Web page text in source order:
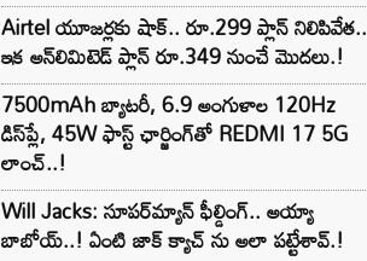
Airtel యూజర్లకు షాక్.. రూ.299 ప్లాన్ నిలిపివేత..
ఇక అన్‌లిమిటెడ్ ప్లాన్ రూ.349 నుంచే మొదలు.!
7500mAh బ్యాటరీ, 6.9 అంగుళాల 120Hz
డిస్‌ప్లే, 45W ఫాస్ట్ ఛార్జింగ్‌తో REDMI 17 5G
లాంచ్..!
Will Jacks: సూపర్‌మ్యాన్ ఫీల్డింగ్.. అయ్యా
బాబోయ్..! ఏంటి జాక్ క్యాచ్ ను అలా పట్టేశావ్.!